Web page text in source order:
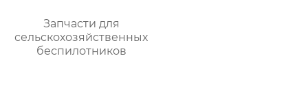
Запчасти для
сельскохозяйственных
беспилотников